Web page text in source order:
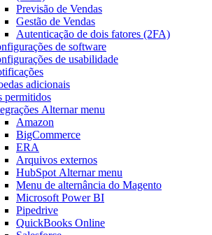
Previsão de Vendas
Gestão de Vendas
Autenticação de dois fatores (2FA)
de software
de usabilidade
adicionais
permitidos
Alternar menu
Amazon
BigCommerce
ERA
Arquivos externos
HubSpot Alternar menu
Menu de alternância do Magento
Microsoft Power BI
Pipedrive
QuickBooks Online